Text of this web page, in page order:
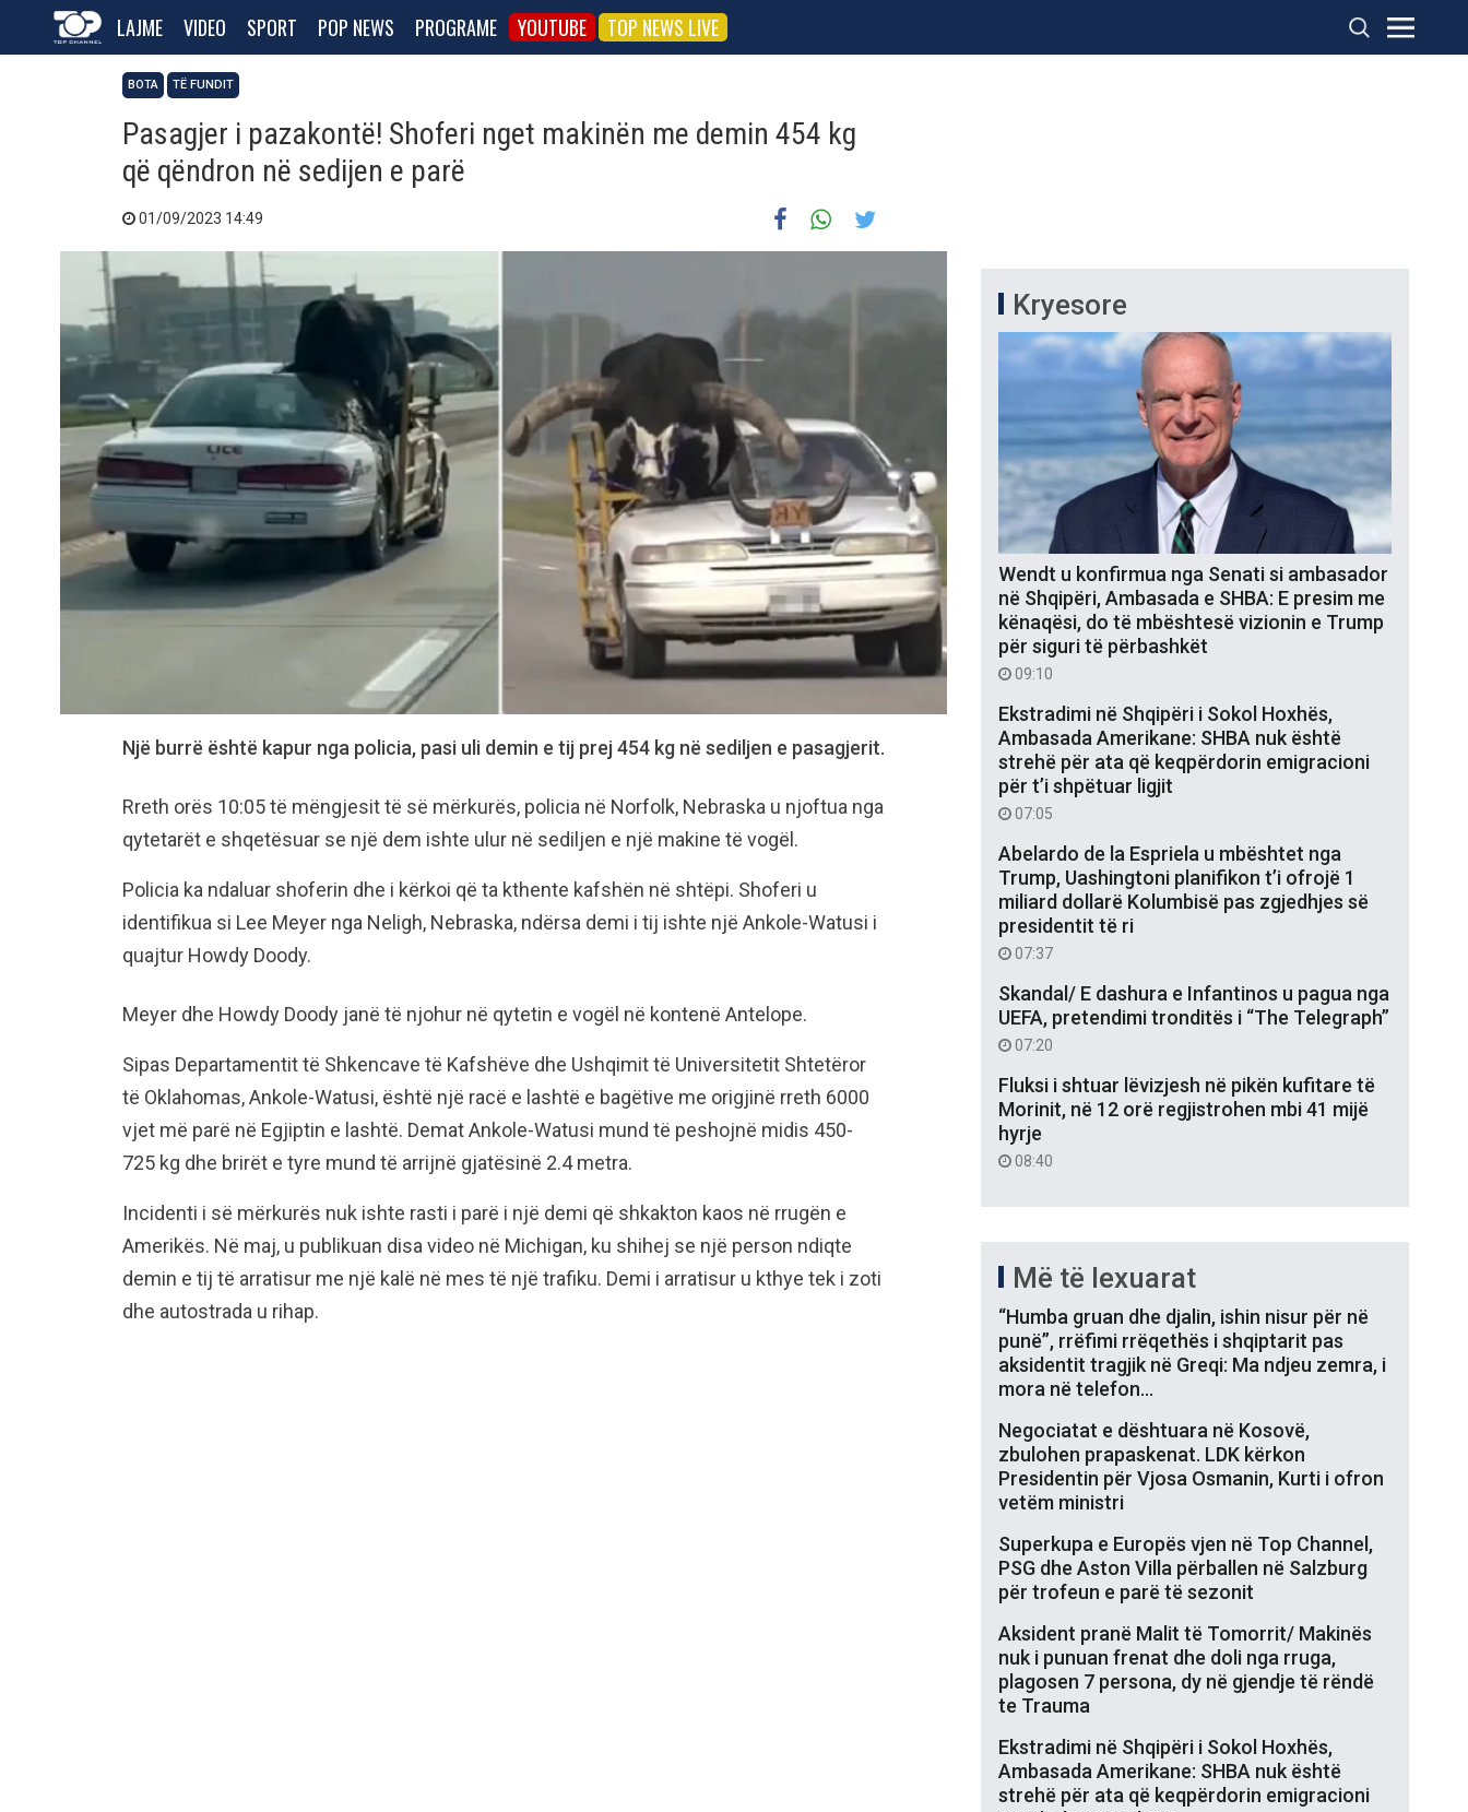
LAJME VIDEO SPORT POP NEWS PROGRAME YOUTUBE TOP NEWS LIVE
BOTA TË FUNDIT
Pasagjer i pazakontë! Shoferi nget makinën me demin 454 kg
që qëndron në sedijen e parë
01/09/2023 14:49
Një burrë është kapur nga policia, pasi uli demin e tij prej 454 kg në sediljen e pasagjerit.
Rreth orës 10:05 të mëngjesit të së mërkurës, policia në Norfolk, Nebraska u njoftua nga
qytetarët e shqetësuar se një dem ishte ulur në sediljen e një makine të vogël.
Policia ka ndaluar shoferin dhe i kërkoi që ta kthente kafshën në shtëpi. Shoferi u
identifikua si Lee Meyer nga Neligh, Nebraska, ndërsa demi i tij ishte një Ankole-Watusi i
quajtur Howdy Doody.
Meyer dhe Howdy Doody janë të njohur në qytetin e vogël në kontenë Antelope.
Sipas Departamentit të Shkencave të Kafshëve dhe Ushqimit të Universitetit Shtetëror
të Oklahomas, Ankole-Watusi, është një racë e lashtë e bagëtive me origjinë rreth 6000
vjet më parë në Egjiptin e lashtë. Demat Ankole-Watusi mund të peshojnë midis 450-
725 kg dhe brirët e tyre mund të arrijnë gjatësinë 2.4 metra.
Incidenti i së mërkurës nuk ishte rasti i parë i një demi që shkakton kaos në rrugën e
Amerikës. Në maj, u publikuan disa video në Michigan, ku shihej se një person ndiqte
demin e tij të arratisur me një kalë në mes të një trafiku. Demi i arratisur u kthye tek i zoti
dhe autostrada u rihap.
Kryesore
Wendt u konfirmua nga Senati si ambasador
në Shqipëri, Ambasada e SHBA: E presim me
kënaqësi, do të mbështesë vizionin e Trump
për siguri të përbashkët
09:10
Ekstradimi në Shqipëri i Sokol Hoxhës,
Ambasada Amerikane: SHBA nuk është
strehë për ata që keqpërdorin emigracioni
për t’i shpëtuar ligjit
07:05
Abelardo de la Espriela u mbështet nga
Trump, Uashingtoni planifikon t’i ofrojë 1
miliard dollarë Kolumbisë pas zgjedhjes së
presidentit të ri
07:37
Skandal/ E dashura e Infantinos u pagua nga
UEFA, pretendimi tronditës i “The Telegraph”
07:20
Fluksi i shtuar lëvizjesh në pikën kufitare të
Morinit, në 12 orë regjistrohen mbi 41 mijë
hyrje
08:40
Më të lexuarat
“Humba gruan dhe djalin, ishin nisur për në
punë”, rrëfimi rrëqethës i shqiptarit pas
aksidentit tragjik në Greqi: Ma ndjeu zemra, i
mora në telefon…
Negociatat e dështuara në Kosovë,
zbulohen prapaskenat. LDK kërkon
Presidentin për Vjosa Osmanin, Kurti i ofron
vetëm ministri
Superkupa e Europës vjen në Top Channel,
PSG dhe Aston Villa përballen në Salzburg
për trofeun e parë të sezonit
Aksident pranë Malit të Tomorrit/ Makinës
nuk i punuan frenat dhe doli nga rruga,
plagosen 7 persona, dy në gjendje të rëndë
te Trauma
Ekstradimi në Shqipëri i Sokol Hoxhës,
Ambasada Amerikane: SHBA nuk është
strehë për ata që keqpërdorin emigracioni